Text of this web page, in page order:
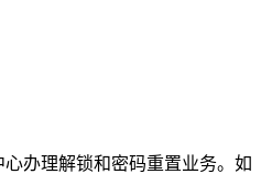
办理解锁和密码重置业务。如